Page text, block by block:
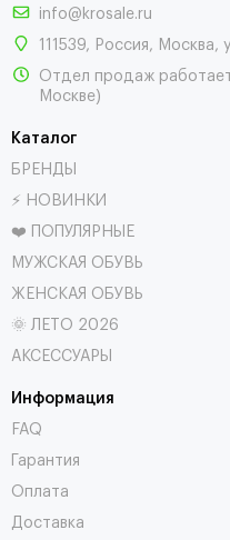
info@krosale.ru
111539, Россия, Москва,
Отдел продаж
Москве)
Каталог
БРЕНДЫ
⚡ НОВИНКИ
❤️ ПОПУЛЯРНЫЕ
МУЖСКАЯ ОБУВЬ
ЖЕНСКАЯ ОБУВЬ
🌞 ЛЕТО 2026
АКСЕССУАРЫ
Информация
FAQ
Гарантия
Оплата
Доставка